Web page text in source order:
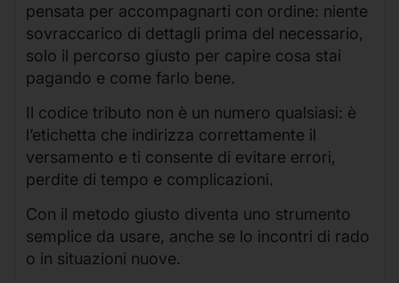
pensata per accompagnarti con ordine: niente
sovraccarico di dettagli prima del necessario,
solo il percorso giusto per capire cosa stai
pagando e come farlo bene.
Il codice tributo non è un numero qualsiasi: è
l’etichetta che indirizza correttamente il
versamento e ti consente di evitare errori,
perdite di tempo e complicazioni.
Con il metodo giusto diventa uno strumento
semplice da usare, anche se lo incontri di rado
o in situazioni nuove.